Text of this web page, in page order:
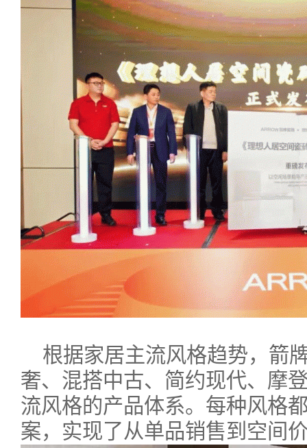
根据家居主流风格趋势，箭
奢、混搭中古、简约现代、摩
流风格的产品体系。每种风格
案，实现了从单品销售到空间